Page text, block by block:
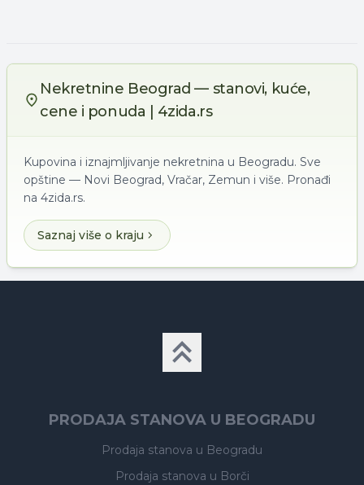
Nekretnine Beograd — stanovi, kuće,
cene i ponuda | 4zida.rs
Kupovina i iznajmljivanje nekretnina u Beogradu. Sve
opštine — Novi Beograd, Vračar, Zemun i više. Pronađi
na 4zida.rs.
Saznaj više o kraju
PRODAJA STANOVA U BEOGRADU
Prodaja stanova u Beogradu
Prodaja stanova u Borči